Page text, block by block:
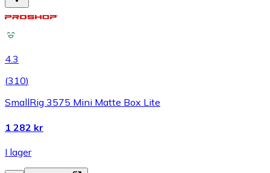
4.3
(310)
SmallRig 3575 Mini Matte Box Lite
1 282 kr
I lager